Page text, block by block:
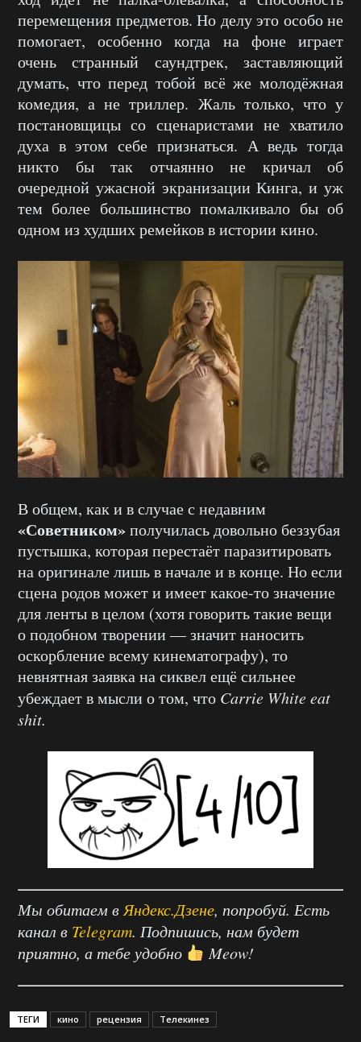
перемещения предметов. Но делу это особо не
помогает, особенно когда на фоне играет
очень странный саундтрек, заставляющий
думать, что перед тобой всё же молодёжная
комедия, а не триллер. Жаль только, что у
постановщицы со сценаристами не хватило
духа в этом себе признаться. А ведь тогда
никто бы так отчаянно не кричал об
очередной ужасной экранизации Кинга, и уж
тем более большинство помалкивало бы об
одном из худших ремейков в истории кино.
В общем, как и в случае с недавним
«Советником»получилась довольно беззубая
пустышка, которая перестаёт паразитировать
на оригинале лишь в начале и в конце. Но если
сцена родов может и имеет какое-то значение
для ленты в целом (хотя говорить такие вещи
о подобном творении — значит наносить
оскорбление всему кинематографу), то
невнятная заявка на сиквел ещё сильнее
убеждает в мысли о том, что Carrie White eat
shit.
Мы обитаем в Яндекс.Дзене, попробуй. Есть
канал в Telegram. Подпишись, нам будет
приятно, а тебе удобно
Meow!
ТЕГИ кино рецензия Телекинез